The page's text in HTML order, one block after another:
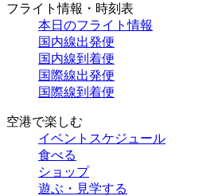
フライト情報・時刻表
本日のフライト情報
国内線出発便
国内線到着便
国際線出発便
国際線到着便
空港で楽しむ
イベントスケジュール
食べる
ショップ
遊ぶ・見学する